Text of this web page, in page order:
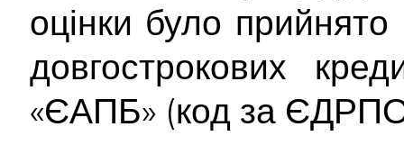
оцінки було
довгострокових
«ЄАПБ» (код за